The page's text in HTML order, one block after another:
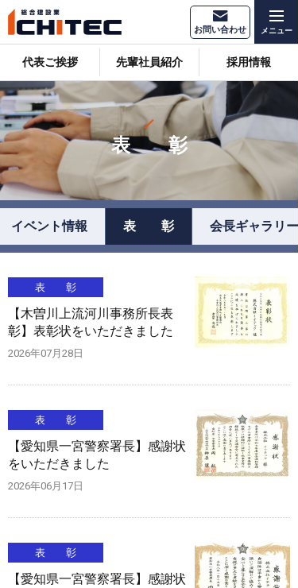
お問い合わせ
代表ご挨拶 先輩社員紹介 採用情報
表 彰
イベント情報 表 彰 会長ギャラリー
表 彰
【木曽川上流河川事務所長表
彰】表彰状をいただきました
2026年07月28日
表 彰
【愛知県一宮警察署長】感謝状
をいただきました
2026年06月17日
表 彰
【愛知県一宮警察署長】感謝状